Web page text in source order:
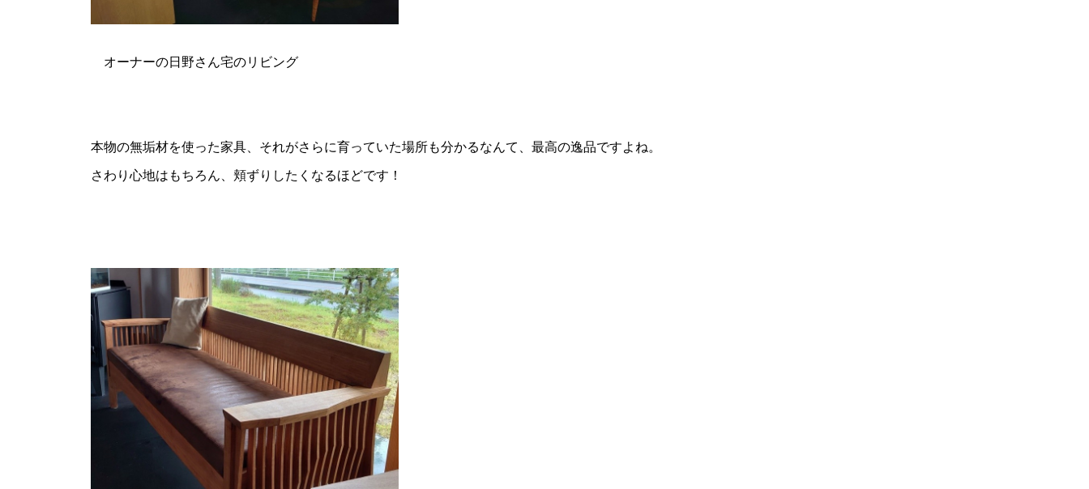
オーナーの日野さん宅のリビング
本物の無垢材を使った家具、それがさらに育っていた場所も分かるなんて、最高の逸品ですよね。
さわり心地はもちろん、頬ずりしたくなるほどです！